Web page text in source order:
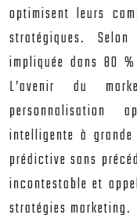
optimisent leurs
stratégiques.
impliquée dans 80
L’avenir du
personnalisation
intelligente à
prédictive sans
incontestable et
stratégies marketing.